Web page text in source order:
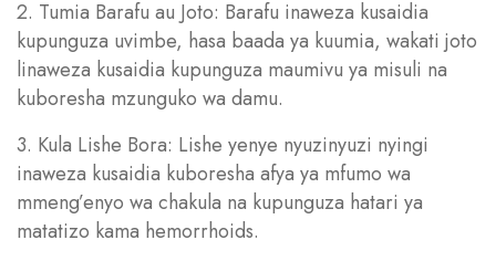
2. Tumia Barafu au Joto: Barafu inaweza kusaidia
kupunguza uvimbe, hasa baada ya kuumia, wakati joto
linaweza kusaidia kupunguza maumivu ya misuli na
kuboresha mzunguko wa damu.
3. Kula Lishe Bora: Lishe yenye nyuzinyuzi nyingi
inaweza kusaidia kuboresha afya ya mfumo wa
mmeng’enyo wa chakula na kupunguza hatari ya
matatizo kama hemorrhoids.